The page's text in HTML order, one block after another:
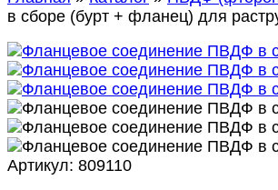
в сборе (бурт + фланец) для
Артикул: 809110